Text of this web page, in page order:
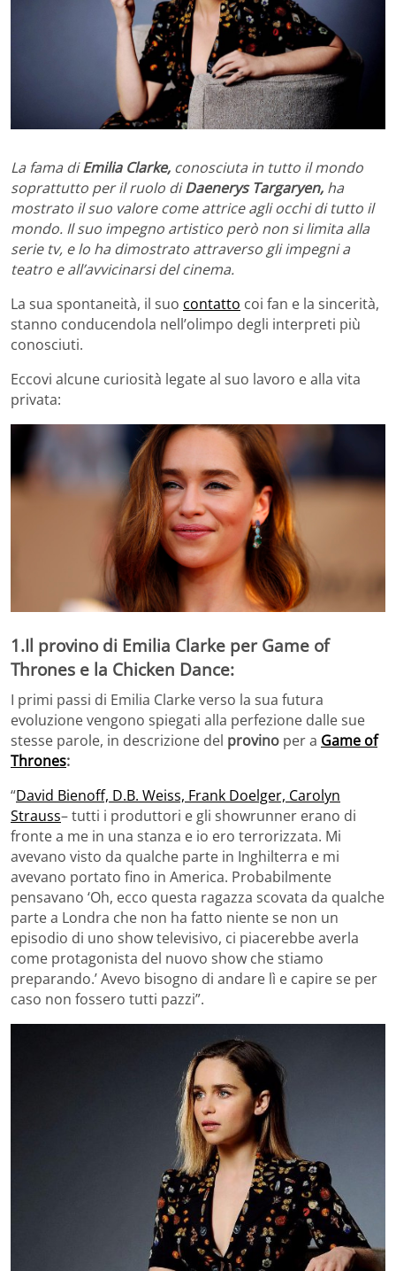
La fama diEmilia Clarke, conosciuta in tutto il mondo
soprattutto per il ruolo diDaenerys Targaryen, ha
mostrato il suo valore come attrice agli occhi di tutto il
mondo. Il suo impegno artistico però non si limita alla
serie tv, e lo ha dimostrato attraverso gli impegni a
teatro e all’avvicinarsi del cinema.
La sua spontaneità, il suo contatto coi fan e la sincerità,
stanno conducendola nell’olimpo degli interpreti più
conosciuti.
Eccovi alcune curiosità legate al suo lavoro e alla vita
privata:
1.Il provino di Emilia Clarke per Game of
Thrones e la Chicken Dance:
I primi passi di Emilia Clarke verso la sua futura
evoluzione vengono spiegati alla perfezione dalle sue
stesse parole, in descrizione del provino per a Game of
Thrones:
“David Bienoff, D.B. Weiss, Frank Doelger, Carolyn
Strauss– tutti i produttori e gli showrunner erano di
fronte a me in una stanza e io ero terrorizzata. Mi
avevano visto da qualche parte in Inghilterra e mi
avevano portato fino in America. Probabilmente
pensavano ‘Oh, ecco questa ragazza scovata da qualche
parte a Londra che non ha fatto niente se non un
episodio di uno show televisivo, ci piacerebbe averla
come protagonista del nuovo show che stiamo
preparando.’ Avevo bisogno di andare lì e capire se per
caso non fossero tutti pazzi”.